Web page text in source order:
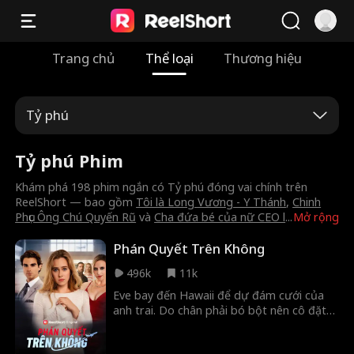
Trang chủ Thể loại Thương hiệu
Tỷ phú
Tỷ phú Phim
Mở rộng
Khám phá 198 phim ngắn có Tỷ phú đóng vai chính trên
ReelShort — bao gồm Tôi là Long Vương - Y Thánh,Chinh
Phục Ông Chú Quyến Rũ vàCha đứa bé của nữ CEO l...
Phán Quyết Trên Không
496k
11k
Eve bay đến Hawaii để dự đám cưới của
anh trai. Do chân phải bó bột nên cô đặt